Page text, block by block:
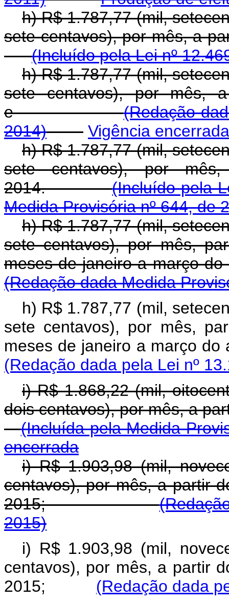
h) R$ 1.787,77 (mil,
sete centavos), por mês,
(Incluído pela Lei nº
h) R$ 1.787,77 (mil,
sete centavos), por mês,
e(Redação
2014)
Vigência encerrada
h) R$ 1.787,77 (mil,
sete centavos), por
2014.(Incluído pela
Medida Provisória nº 644, de
h) R$ 1.787,77 (mil,
sete centavos), por mês,
meses de janeiro a
(Redação dada Medida
h) R$ 1.787,77 (mil,
sete centavos), por mês,
meses de janeiro a
(Redação dada pela Lei nº
i) R$ 1.868,22 (mil,
dois centavos), por mês, a
(Incluída pela Medida
encerrada
i) R$ 1.903,98 (mil,
centavos), por mês, a partir
2015;
2015)
i) R$ 1.903,98 (mil,
centavos), por mês, a partir
2015; (Redação dada